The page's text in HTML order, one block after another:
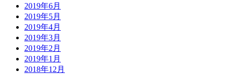
2019年6月
2019年5月
2019年4月
2019年3月
2019年2月
2019年1月
2018年12月